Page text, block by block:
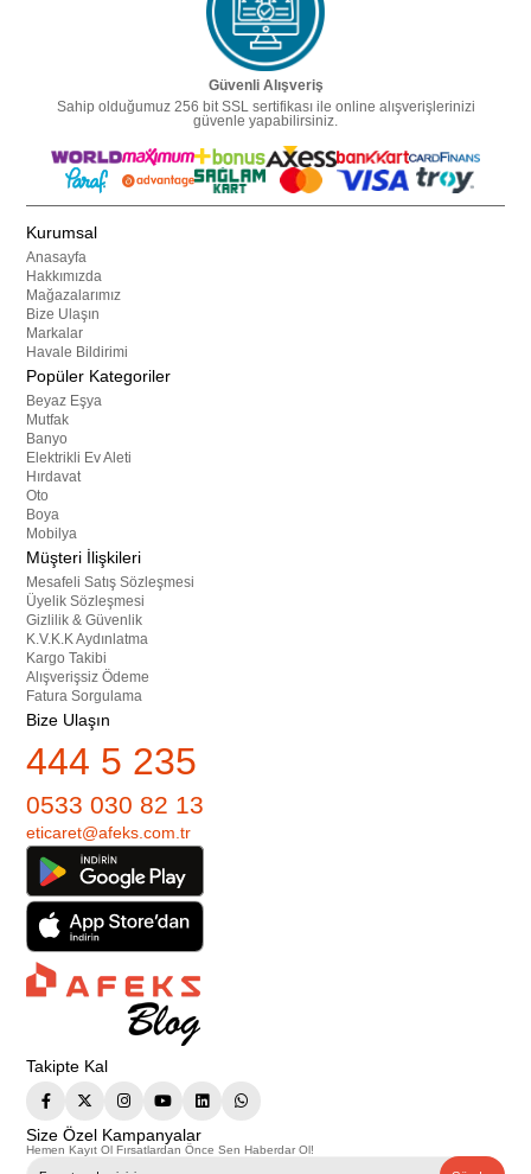
Güvenli Alışveriş
Sahip olduğumuz 256 bit SSL sertifikası ile online alışverişlerinizi
güvenle yapabilirsiniz.
Kurumsal
Anasayfa
Hakkımızda
Mağazalarımız
Bize Ulaşın
Markalar
Havale Bildirimi
Popüler Kategoriler
Beyaz Eşya
Mutfak
Banyo
Elektrikli Ev Aleti
Hırdavat
Oto
Boya
Mobilya
Müşteri İlişkileri
Mesafeli Satış Sözleşmesi
Üyelik Sözleşmesi
Gizlilik & Güvenlik
K.V.K.K Aydınlatma
Kargo Takibi
Alışverişsiz Ödeme
Fatura Sorgulama
Bize Ulaşın
444 5 235
0533 030 82 13
eticaret@afeks.com.tr
Takipte Kal
Size Özel Kampanyalar
Hemen Kayıt Ol Fırsatlardan Önce Sen Haberdar Ol!